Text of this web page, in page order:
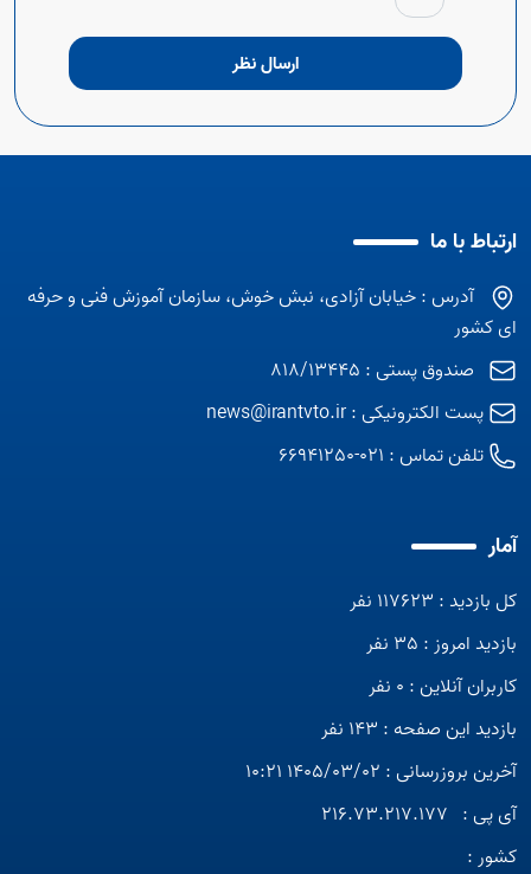
ارسال نظر
ارتباط با ما
آدرس : خیابان آزادی، نبش خوش، سازمان آموزش فنی و حرفه
ای کشور
صندوق پستی : 818/13445
پست الکترونیکی :news@irantvto.ir
تلفن تماس : 021-66941250
آمار
کل بازدید : 117623 نفر
بازدید امروز : 35 نفر
کاربران آنلاین : 0 نفر
بازدید این صفحه : 143 نفر
آخرین بروزرسانی : 1405/03/02 10:21
آی پی : 216.73.217.177
کشور :